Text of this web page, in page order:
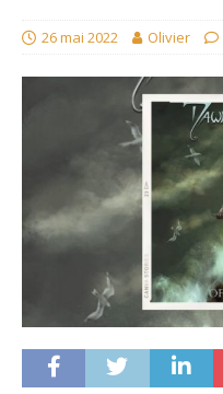
26 mai 2022 Olivier